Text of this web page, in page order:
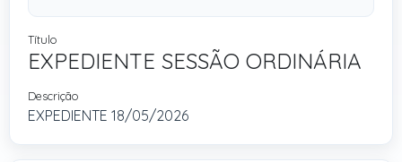
Título
EXPEDIENTE SESSÃO ORDINÁRIA
Descrição
EXPEDIENTE 18/05/2026